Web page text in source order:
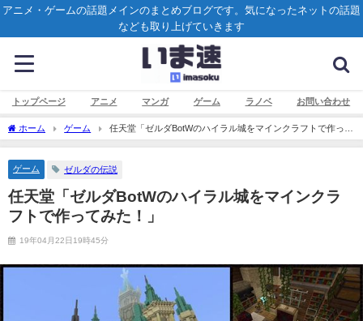
アニメ・ゲームの話題メインのまとめブログです。気になったネットの話題
なども取り上げていきます
トップページ アニメ マンガ ゲーム ラノベ お問い合わせ
ホーム ゲーム
任天堂「ゼルダBotWのハイラル城をマインクラフトで作って
みた！」
ゲーム ゼルダの伝説
任天堂「ゼルダBotWのハイラル城をマインクラ
フトで作ってみた！」
19年04月22日19時45分